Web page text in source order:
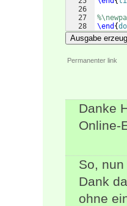
26
27
28
\end {
Ausgabe
Permanenter link
Danke
Online-
So,
Dank
ohne